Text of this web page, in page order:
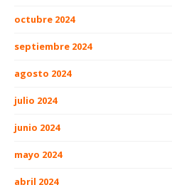
octubre 2024
septiembre 2024
agosto 2024
julio 2024
junio 2024
mayo 2024
abril 2024